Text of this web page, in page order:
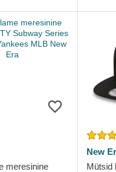
meresinine
New
Mütsid